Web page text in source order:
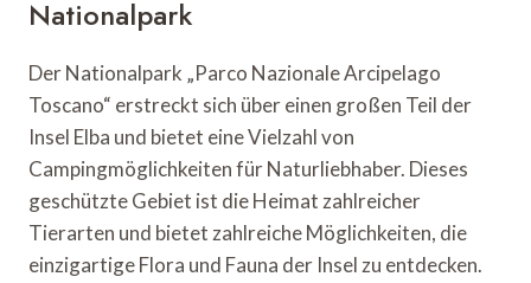
Nationalpark
Der Nationalpark „Parco Nazionale Arcipelago
Toscano“ erstreckt sich über einen großen Teil der
Insel Elba und bietet eine Vielzahl von
Campingmöglichkeiten für Naturliebhaber. Dieses
geschützte Gebiet ist die Heimat zahlreicher
Tierarten und bietet zahlreiche Möglichkeiten, die
einzigartige Flora und Fauna der Insel zu entdecken.